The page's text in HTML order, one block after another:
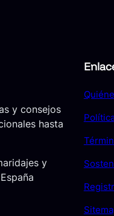
y consejos
hasta
y